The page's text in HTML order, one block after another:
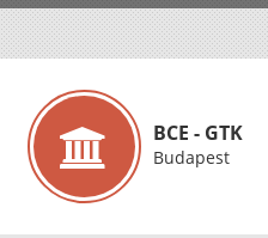
BCE - GTK
Budapest